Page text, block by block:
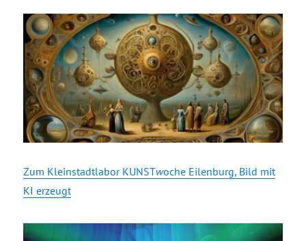
Zum Kleinstadtlabor KUNSTwoche Eilenburg, Bild mit
KI erzeugt